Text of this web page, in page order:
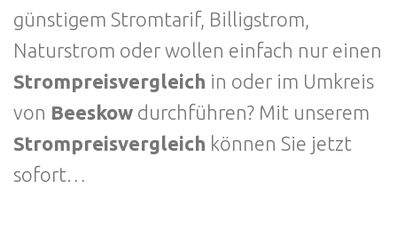
günstigem Stromtarif, Billigstrom,
Naturstrom oder wollen einfach nur einen
Strompreisvergleich in oder im Umkreis
von Beeskow durchführen? Mit unserem
Strompreisvergleich können Sie jetzt
sofort…